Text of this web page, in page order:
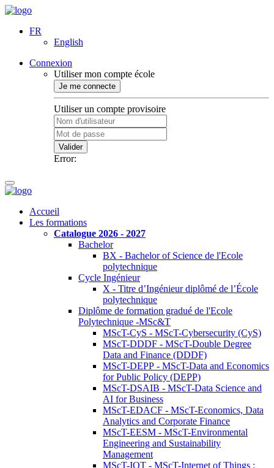
FR
English
Connexion
Utiliser mon compte école
Je me connecte
Utiliser un compte provisoire
Valider
Error:
Accueil
Les formations
Catalogue 2026 - 2027
Bachelor
BX - Bachelor of Science de l'Ecole
polytechnique
Cycle Ingénieur
X - Titre d’Ingénieur diplômé de l’École
polytechnique
Diplôme de formation gradué de l'Ecole
Polytechnique -MSc&T
MScT-CyS - MScT-Cybersecurity (CyS)
MScT-DDDF - MScT-Double Degree
Data and Finance (DDDF)
MScT-DEPP - MScT-Data and Economics
for Public Policy (DEPP)
MScT-DSAIB - MScT-Data Science and
AI for Business
MScT-EDACF - MScT-Economics, Data
Analytics and Corporate Finance
MScT-EESM - MScT-Environmental
Engineering and Sustainability
Management
MScT-IOT - MScT-Internet of Things :